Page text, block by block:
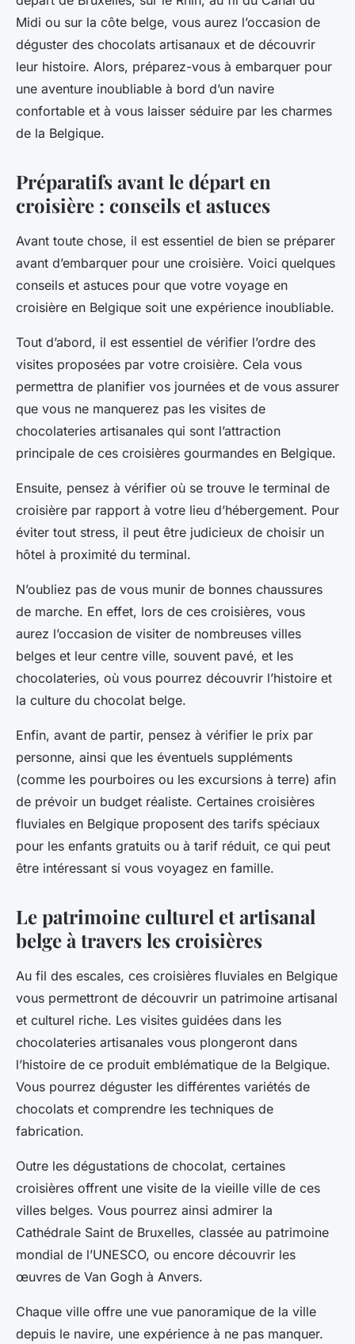
Midi ou sur la côte belge, vous aurez l’occasion de
déguster des chocolats artisanaux et de découvrir
leur histoire. Alors, préparez-vous à embarquer pour
une aventure inoubliable à bord d’un navire
confortable et à vous laisser séduire par les charmes
de la Belgique.
Préparatifs avant le départ en
croisière : conseils et astuces
Avant toute chose, il est essentiel de bien se préparer
avant d’embarquer pour une croisière. Voici quelques
conseils et astuces pour que votre voyage en
croisière en Belgique soit une expérience inoubliable.
Tout d’abord, il est essentiel de vérifier l’ordre des
visites proposées par votre croisière. Cela vous
permettra de planifier vos journées et de vous assurer
que vous ne manquerez pas les visites de
chocolateries artisanales qui sont l’attraction
principale de ces croisières gourmandes en Belgique.
Ensuite, pensez à vérifier où se trouve le terminal de
croisière par rapport à votre lieu d’hébergement. Pour
éviter tout stress, il peut être judicieux de choisir un
hôtel à proximité du terminal.
N’oubliez pas de vous munir de bonnes chaussures
de marche. En effet, lors de ces croisières, vous
aurez l’occasion de visiter de nombreuses villes
belges et leur centre ville, souvent pavé, et les
chocolateries, où vous pourrez découvrir l’histoire et
la culture du chocolat belge.
Enfin, avant de partir, pensez à vérifier le prix par
personne, ainsi que les éventuels suppléments
(comme les pourboires ou les excursions à terre) afin
de prévoir un budget réaliste. Certaines croisières
fluviales en Belgique proposent des tarifs spéciaux
pour les enfants gratuits ou à tarif réduit, ce qui peut
être intéressant si vous voyagez en famille.
Le patrimoine culturel et artisanal
belge à travers les croisières
Au fil des escales, ces croisières fluviales en Belgique
vous permettront de découvrir un patrimoine artisanal
et culturel riche. Les visites guidées dans les
chocolateries artisanales vous plongeront dans
l’histoire de ce produit emblématique de la Belgique.
Vous pourrez déguster les différentes variétés de
chocolats et comprendre les techniques de
fabrication.
Outre les dégustations de chocolat, certaines
croisières offrent une visite de la vieille ville de ces
villes belges. Vous pourrez ainsi admirer la
Cathédrale Saint de Bruxelles, classée au patrimoine
mondial de l’UNESCO, ou encore découvrir les
œuvres de Van Gogh à Anvers.
Chaque ville offre une vue panoramique de la ville
depuis le navire, une expérience à ne pas manquer.